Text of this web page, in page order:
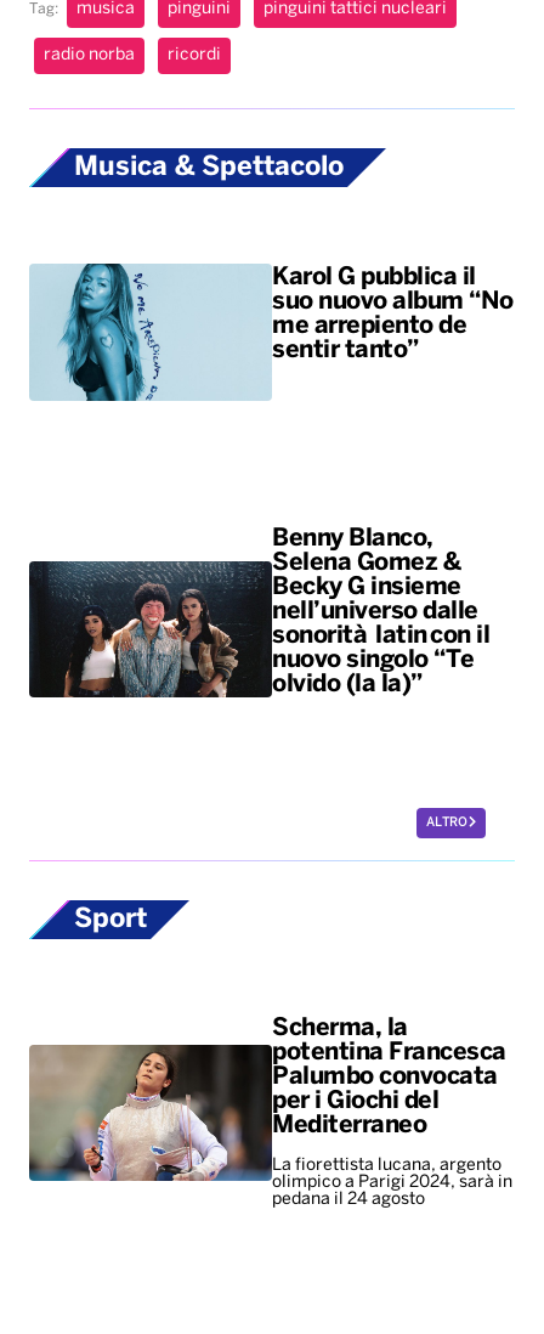
Tag: musica pinguini pinguini tattici nucleari
radio norba ricordi
Musica & Spettacolo
Karol G pubblica il
suo nuovo album “No
me arrepiento de
sentir tanto”
Benny Blanco,
Selena Gomez &
Becky G insieme
nell’universo dalle
sonorità latin con il
nuovo singolo “Te
olvido (la la)”
ALTRO
Sport
Scherma, la
potentina Francesca
Palumbo convocata
per i Giochi del
Mediterraneo
La fiorettista lucana, argento
olimpico a Parigi 2024, sarà in
pedana il 24 agosto